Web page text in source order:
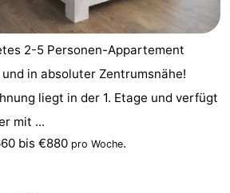
2-5 Personen-Appartement
in absoluter Zentrumsnähe!
liegt in der 1. Etage und verfügt
mit ...
bis €880 pro Woche.